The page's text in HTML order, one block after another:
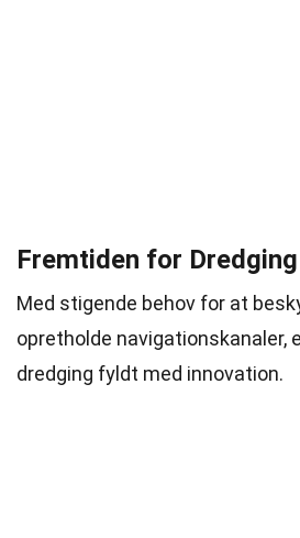
Fremtiden for Dredging
Med stigende behov for at
opretholde navigationskanaler,
dredging fyldt med innovation.